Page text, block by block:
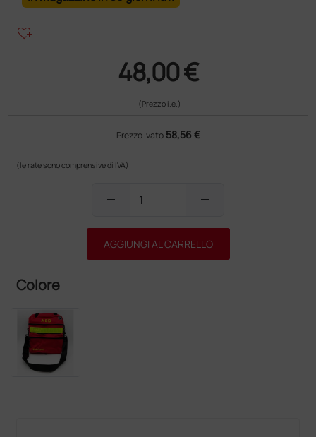
heart_plus
48,00 €
(Prezzo i.e.)
Prezzo ivato 58,56 €
(le rate sono comprensive di IVA)
add remove
AGGIUNGI AL CARRELLO
Colore